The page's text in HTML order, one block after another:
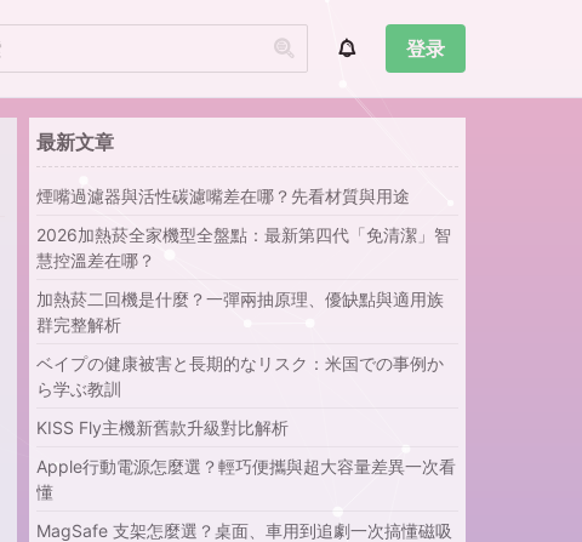
登录
最新文章
煙嘴過濾器與活性碳濾嘴差在哪？先看材質與用途
2026加熱菸全家機型全盤點：最新第四代「免清潔」智
慧控溫差在哪？
加熱菸二回機是什麼？一彈兩抽原理、優缺點與適用族
群完整解析
ベイプの健康被害と長期的なリスク：米国での事例か
ら学ぶ教訓
KISS Fly主機新舊款升級對比解析
Apple行動電源怎麼選？輕巧便攜與超大容量差異一次看
懂
MagSafe 支架怎麼選？桌面、車用到追劇一次搞懂磁吸